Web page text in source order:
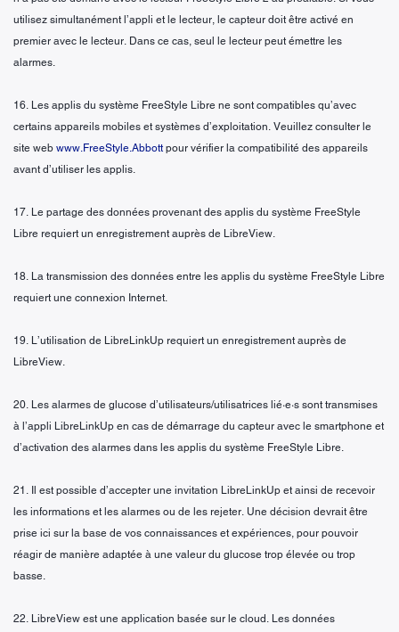
utilisez simultanément l’appli et le lecteur, le capteur doit être activé en
premier avec le lecteur. Dans ce cas, seul le lecteur peut émettre les
alarmes.
16. Les applis du système FreeStyle Libre ne sont compatibles qu’avec
certains appareils mobiles et systèmes d’exploitation. Veuillez consulter le
site web www.FreeStyle.Abbott pour vérifier la compatibilité des appareils
avant d’utiliser les applis.
17. Le partage des données provenant des applis du système FreeStyle
Libre requiert un enregistrement auprès de LibreView.
18. La transmission des données entre les applis du système FreeStyle Libre
requiert une connexion Internet.
19. L’utilisation de LibreLinkUp requiert un enregistrement auprès de
LibreView.
20. Les alarmes de glucose d’utilisateurs/utilisatrices lié·e·s sont transmises
à l’appli LibreLinkUp en cas de démarrage du capteur avec le smartphone et
d’activation des alarmes dans les applis du système FreeStyle Libre.
21. Il est possible d’accepter une invitation LibreLinkUp et ainsi de recevoir
les informations et les alarmes ou de les rejeter. Une décision devrait être
prise ici sur la base de vos connaissances et expériences, pour pouvoir
réagir de manière adaptée à une valeur du glucose trop élevée ou trop
basse.
22. LibreView est une application basée sur le cloud. Les données